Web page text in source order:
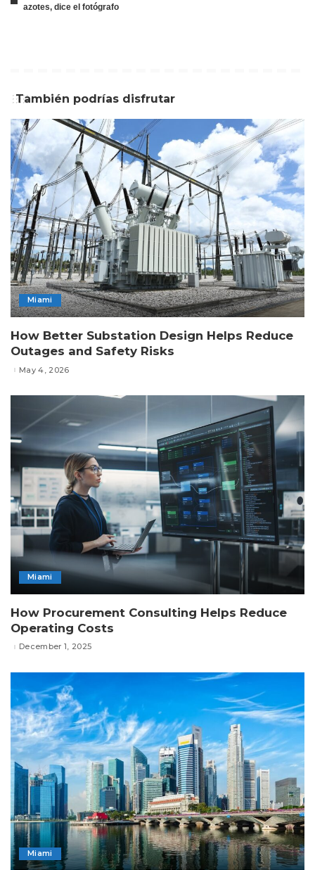
azotes, dice el fotógrafo
También podrías disfrutar
Miami
How Better Substation Design Helps Reduce
Outages and Safety Risks
May 4, 2026
Miami
How Procurement Consulting Helps Reduce
Operating Costs
December 1, 2025
Miami